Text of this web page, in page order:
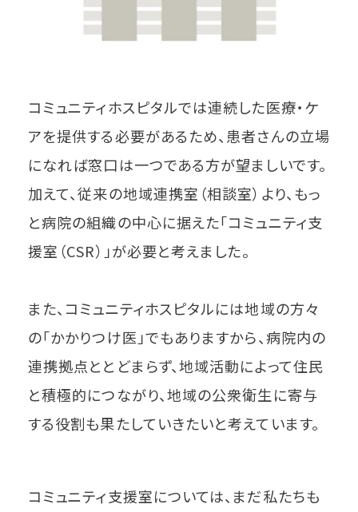
コミュニティホスピタルでは連続した医療・ケ
アを提供する必要があるため、患者さんの立場
になれば窓口は一つである方が望ましいです。
加えて、従来の地域連携室（相談室）より、もっ
と病院の組織の中心に据えた「コミュニティ支
援室（CSR）」が必要と考えました。
また、コミュニティホスピタルには地域の方々
の「かかりつけ医」でもありますから、病院内の
連携拠点ととどまらず、地域活動によって住民
と積極的につながり、地域の公衆衛生に寄与
する役割も果たしていきたいと考えています。
コミュニティ支援室については、まだ私たちも